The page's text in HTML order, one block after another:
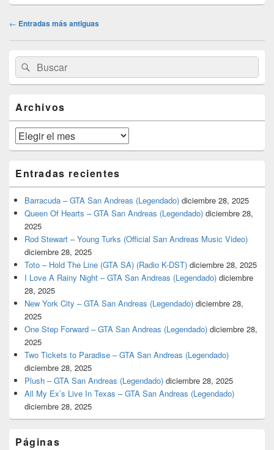
Navegación
← Entradas más antiguas
área
de
widget
lateral
primaria
Buscar
por:
Buscar
Archivos
Archivos
Entradas recientes
Barracuda – GTA San Andreas (Legendado) diciembre 28, 2025
Queen Of Hearts – GTA San Andreas (Legendado) diciembre 28,
2025
Rod Stewart – Young Turks (Official San Andreas Music Video)
diciembre 28, 2025
Toto – Hold The Line (GTA SA) (Radio K-DST) diciembre 28, 2025
I Love A Rainy Night – GTA San Andreas (Legendado) diciembre
28, 2025
New York City – GTA San Andreas (Legendado) diciembre 28,
2025
One Step Forward – GTA San Andreas (Legendado) diciembre 28,
2025
Two Tickets to Paradise – GTA San Andreas (Legendado)
diciembre 28, 2025
Plush – GTA San Andreas (Legendado) diciembre 28, 2025
All My Ex’s Live In Texas – GTA San Andreas (Legendado)
diciembre 28, 2025
Páginas